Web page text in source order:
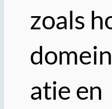
zoals
atie en